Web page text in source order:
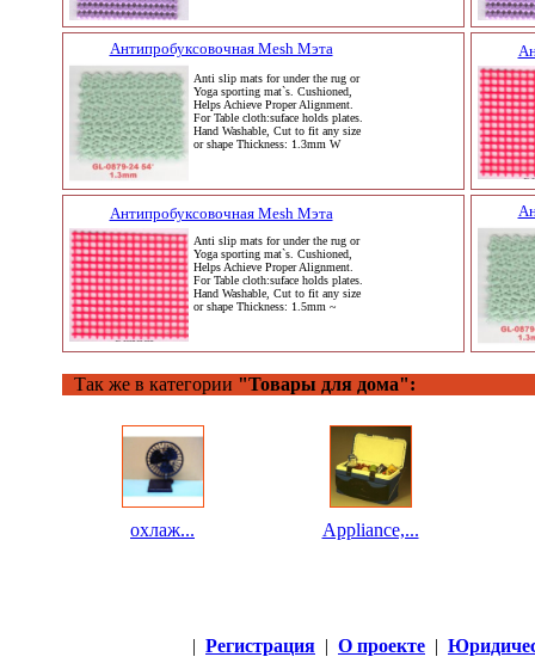
Антипробуксовочная Mesh Мэта
Anti slip mats for under the rug or
Yoga sporting mat`s. Cushioned,
Helps Achieve Proper Alignment.
For Table cloth:suface holds plates.
Hand Washable, Cut to fit any size
or shape Thickness: 1.3mm W
Антипробуксовочная Mesh Мэта
Anti slip mats for under the rug or
Yoga sporting mat`s. Cushioned,
Helps Achieve Proper Alignment.
For Table cloth:suface holds plates.
Hand Washable, Cut to fit any size
or shape Thickness: 1.5mm ~
Так же в категории "Товары для дома":
охлаж... Appliance,...
| Регистрация | О проекте |